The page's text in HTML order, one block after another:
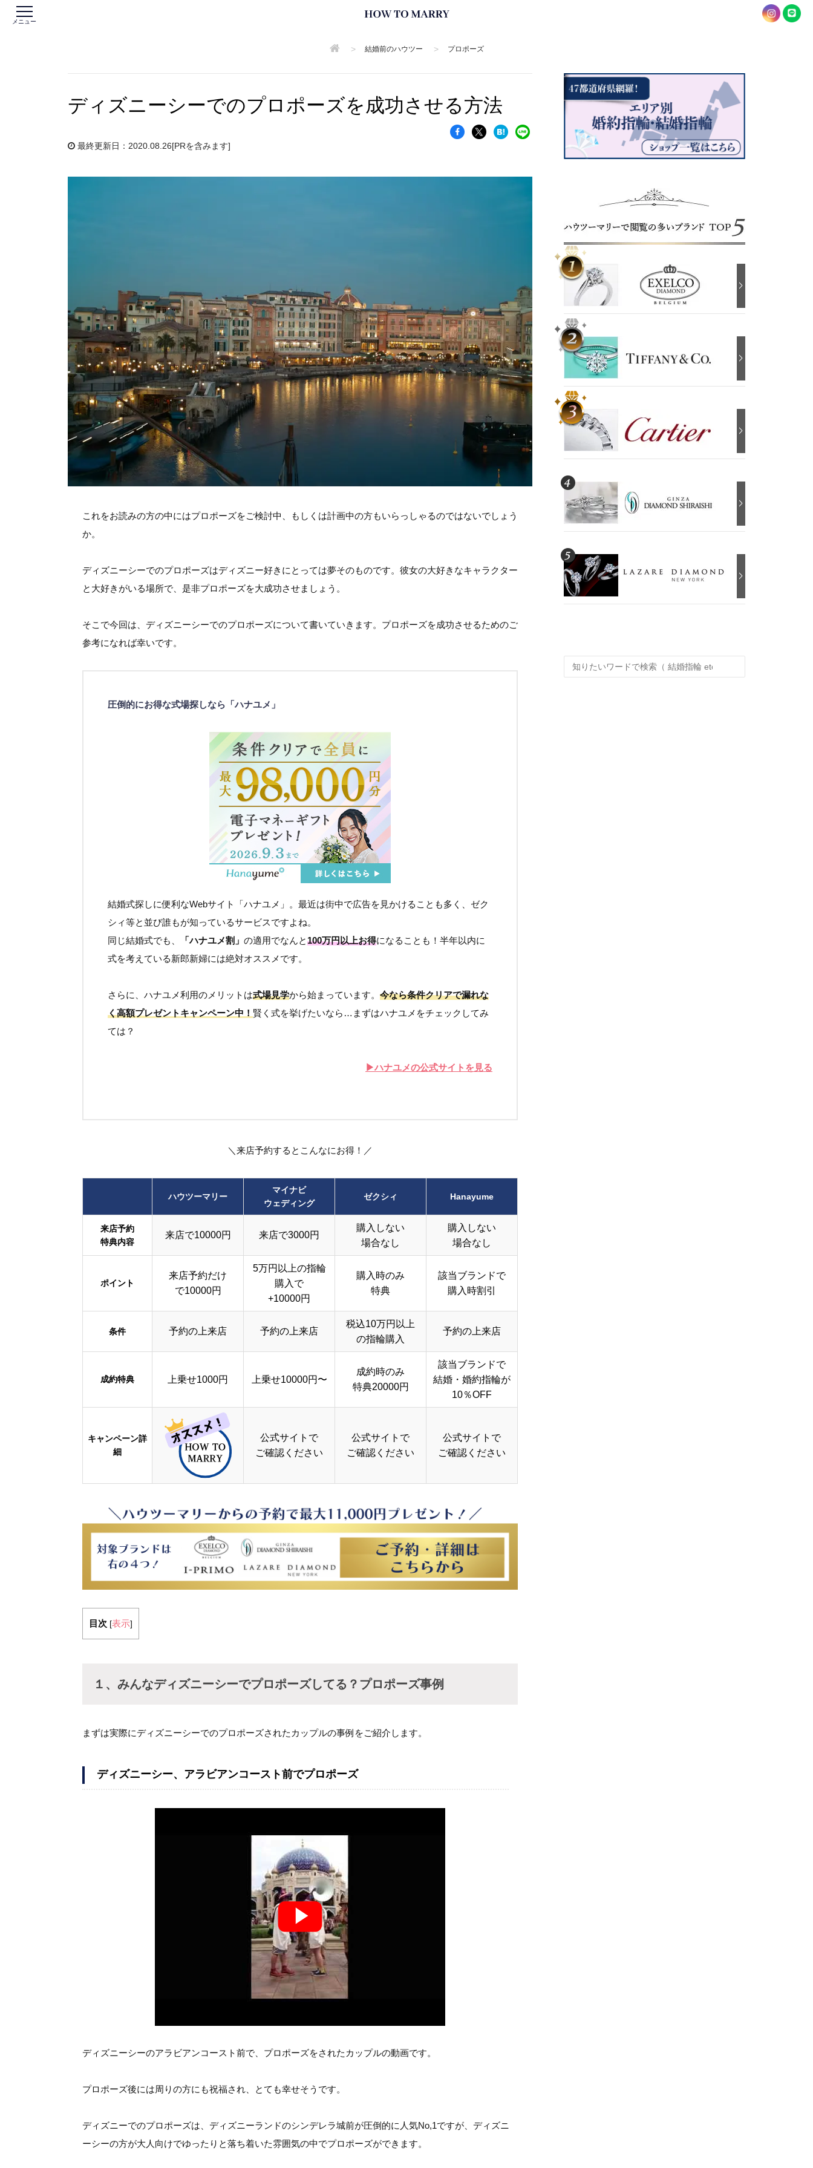
メニュー
> 結婚前のハウツー > プロポーズ
ディズニーシーでのプロポーズを成功させる方法
最終更新日：2020.08.26[PRを含みます]
これをお読みの方の中にはプロポーズをご検討中、もしくは計画中の方もいらっしゃるのではないでしょう
か。
ディズニーシーでのプロポーズはディズニー好きにとっては夢そのものです。彼女の大好きなキャラクター
と大好きがいる場所で、是非プロポーズを大成功させましょう。
そこで今回は、ディズニーシーでのプロポーズについて書いていきます。プロポーズを成功させるためのご
参考になれば幸いです。
圧倒的にお得な式場探しなら「ハナユメ」
結婚式探しに便利なWebサイト「ハナユメ」。最近は街中で広告を見かけることも多く、ゼク
シィ等と並び誰もが知っているサービスですよね。
同じ結婚式でも、
「ハナユメ割」 の適用でなんと100万円以上お得になることも！半年以内に
式を考えている新郎新婦には絶対オススメです。
さらに、ハナユメ利用のメリットは式場見学から始まっています。 今なら条件クリアで漏れな
く高額プレゼントキャンペーン中！ 賢く式を挙げたいなら…まずはハナユメをチェックしてみ
ては？
▶︎ハナユメの公式サイトを見る
＼来店予約するとこんなにお得！／
ハウツーマリー
マイナビ
ウェディング
ゼクシィ Hanayume
来店予約
特典内容
来店で10000円 来店で3000円
購入しない
場合なし
購入しない
場合なし
ポイント
来店予約だけ
で10000円
5万円以上の指輪
購入で
+10000円
購入時のみ
特典
該当ブランドで
購入時割引
条件 予約の上来店 予約の上来店
税込10万円以上
の指輪購入
予約の上来店
成約特典 上乗せ1000円 上乗せ10000円〜
成約時のみ
特典20000円
該当ブランドで
結婚・婚約指輪が
10％OFF
キャンペーン詳
細
公式サイトで
ご確認ください
公式サイトで
ご確認ください
公式サイトで
ご確認ください
目次 [表示]
１、みんなディズニーシーでプロポーズしてる？プロポーズ事例
まずは実際にディズニーシーでのプロポーズされたカップルの事例をご紹介します。
ディズニーシー、アラビアンコースト前でプロポーズ
ディズニーシーのアラビアンコースト前で、プロポーズをされたカップルの動画です。
プロポーズ後には周りの方にも祝福され、とても幸せそうです。
ディズニーでのプロポーズは、ディズニーランドのシンデレラ城前が圧倒的に人気No,1ですが、ディズニ
ーシーの方が大人向けでゆったりと落ち着いた雰囲気の中でプロポーズができます。